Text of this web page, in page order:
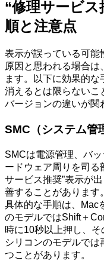
“修理サービ
順と注意点
表示が誤っている可能
原因と思われる場合は
ます。以下に効果的
消えるとは限らないこ
バージョンの違いが関
SMC（システム管
SMCは電源管理、バ
ードウェア周りを司る
サービス推奨”表示が
善することがあります。
具体的な手順は、Mac
のモデルではShift＋
時に10秒以上押し、
シリコンのモデルで
つことがあります。